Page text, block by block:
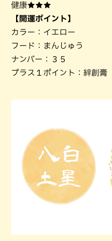
健康★★★
【開運ポイント】
カラー：イエロー
フード：まんじゅう
ナンバー：３５
プラス１ポイント：絆創膏